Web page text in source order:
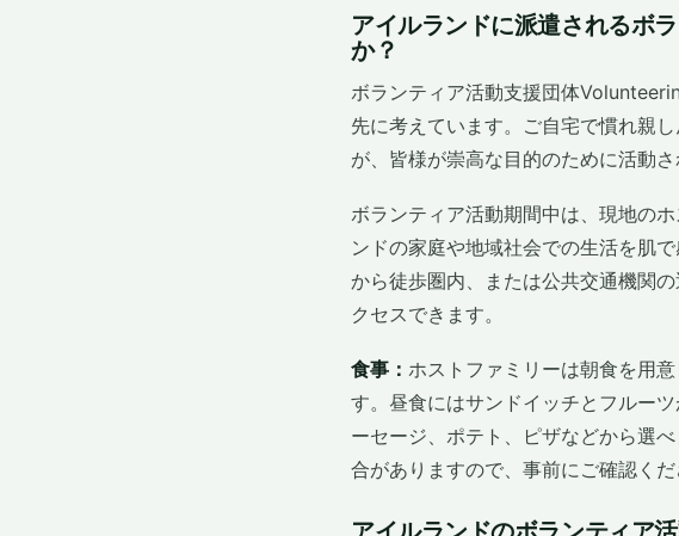
アイルランドに派遣されるボ
か？
ボランティア活動支援団体
先に考えています。ご自宅で慣れ親
が、皆様が崇高な目的のために活動
ボランティア活動期間中は、現地の
ンドの家庭や地域社会での生活を肌
から徒歩圏内、または公共交通機関
クセスできます。
食事： ホストファミリーは朝食を用
す。昼食にはサンドイッチとフルー
ーセージ、ポテト、ピザなどから選
合がありますので、事前にご確認くだ